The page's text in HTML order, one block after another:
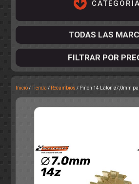
OTROS
RALLY
TODAS LAS
FILTRAR POR
Inicio/Tienda / Recambios / Piñón 14 Laton ø7,0mm